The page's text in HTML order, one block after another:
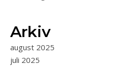
Arkiv
august 2025
juli 2025